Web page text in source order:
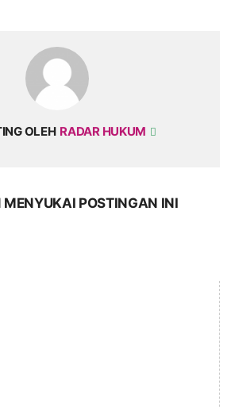
OLEH RADAR HUKUM
POSTINGAN INI